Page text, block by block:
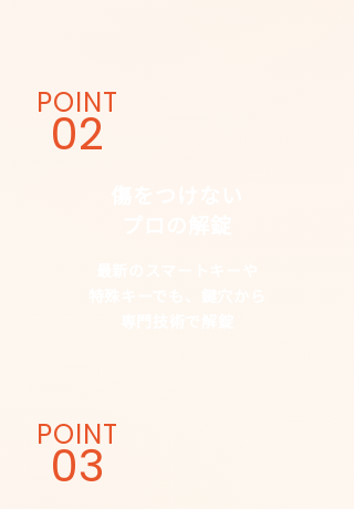
POINT
02
POINT
03